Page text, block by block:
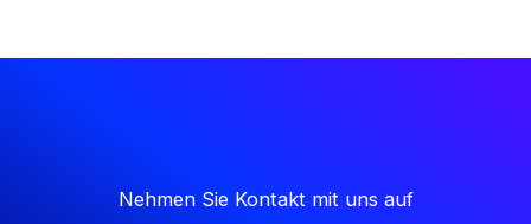
Nehmen Sie Kontakt mit uns auf